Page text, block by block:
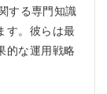
する専門知識
す。彼らは最
的な運用戦略